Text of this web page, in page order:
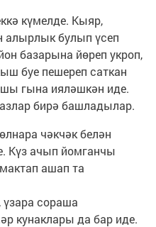
күмелде. Кыяр,
алырлык булып үсеп
базарына йөреп укроп,
буе пешереп саткан
гына ияләшкән иде.
бирә башладылар.
чәкчәк белән
Күз ачып йомганчы
ашап та
сораша
кунаклары да бар иде.